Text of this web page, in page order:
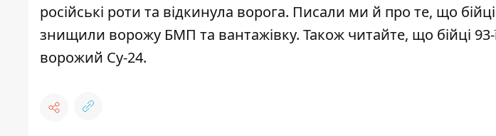
російські роти та відкинула ворога. Писали ми й про те, що
знищили ворожу БМП та вантажівку. Також читайте, що бійці
ворожий Су-24.